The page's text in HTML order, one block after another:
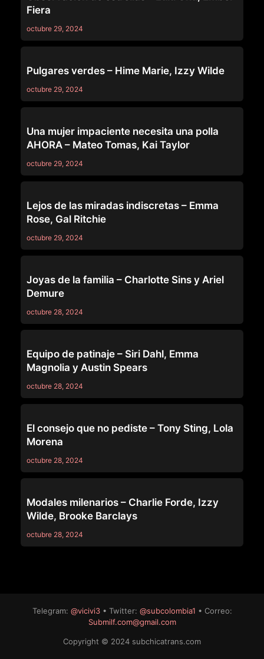
Fiera
octubre 29, 2024
Pulgares verdes – Hime Marie, Izzy Wilde
octubre 29, 2024
Una mujer impaciente necesita una polla
AHORA – Mateo Tomas, Kai Taylor
octubre 29, 2024
Lejos de las miradas indiscretas – Emma
Rose, Gal Ritchie
octubre 29, 2024
Joyas de la familia – Charlotte Sins y Ariel
Demure
octubre 28, 2024
Equipo de patinaje – Siri Dahl, Emma
Magnolia y Austin Spears
octubre 28, 2024
El consejo que no pediste – Tony Sting, Lola
Morena
octubre 28, 2024
Modales milenarios – Charlie Forde, Izzy
Wilde, Brooke Barclays
octubre 28, 2024
Telegram: @vicivi3• Twitter: @subcolombia1 • Correo:
Submilf.com@gmail.com
Copyright © 2024 subchicatrans.com